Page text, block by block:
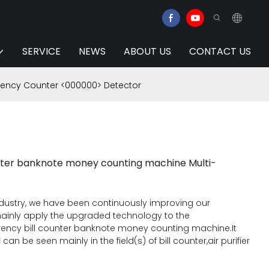
SERVICE NEWS ABOUT US CONTACT US
Counter <000000> Detector
banknote money counting machine Multi-
we have been continuously improving our
apply the upgraded technology to the
bill counter banknote money counting machine.It
be seen mainly in the field(s) of bill counter,air purifier